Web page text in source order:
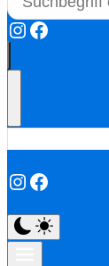
Instagram
Instagram